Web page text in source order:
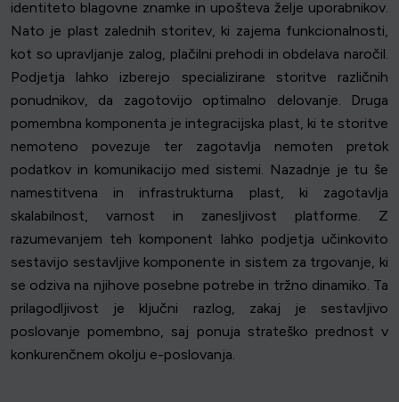
identiteto blagovne znamke in upošteva želje uporabnikov.
Nato je plast zalednih storitev, ki zajema funkcionalnosti,
kot so upravljanje zalog, plačilni prehodi in obdelava naročil.
Podjetja lahko izberejo specializirane storitve različnih
ponudnikov, da zagotovijo optimalno delovanje. Druga
pomembna komponenta je integracijska plast, ki te storitve
nemoteno povezuje ter zagotavlja nemoten pretok
podatkov in komunikacijo med sistemi. Nazadnje je tu še
namestitvena in infrastrukturna plast, ki zagotavlja
skalabilnost, varnost in zanesljivost platforme. Z
razumevanjem teh komponent lahko podjetja učinkovito
sestavijo sestavljive komponente in sistem za trgovanje, ki
se odziva na njihove posebne potrebe in tržno dinamiko. Ta
prilagodljivost je ključni razlog, zakaj je sestavljivo
poslovanje pomembno, saj ponuja strateško prednost v
konkurenčnem okolju e-poslovanja.